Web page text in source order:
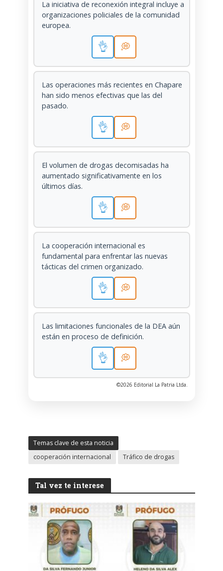
La iniciativa de reconexión integral incluye a
organizaciones policiales de la comunidad
europea.
👌 💭
Las operaciones más recientes en Chapare
han sido menos efectivas que las del
pasado.
👌 💭
El volumen de drogas decomisadas ha
aumentado significativamente en los
últimos días.
👌 💭
La cooperación internacional es
fundamental para enfrentar las nuevas
tácticas del crimen organizado.
👌 💭
Las limitaciones funcionales de la DEA aún
están en proceso de definición.
👌 💭
©2026 Editorial La Patria Ltda.
Temas clave de esta noticia
cooperación internacional
Tráfico de drogas
Tal vez te interese